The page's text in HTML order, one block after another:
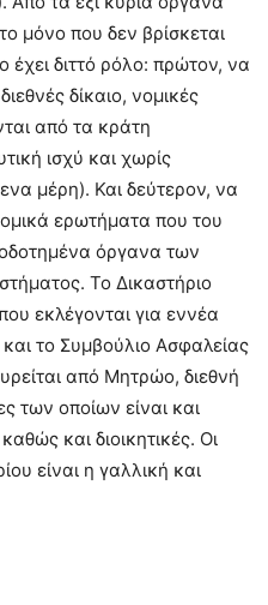
μόνο που δεν βρίσκεται
έχει διττό ρόλο: πρώτον, να
δίκαιο, νομικές
από τα κράτη
ισχύ και χωρίς
μέρη). Και δεύτερον, να
ερωτήματα που του
όργανα των
Το Δικαστήριο
εκλέγονται για εννέα
το Συμβούλιο Ασφαλείας
από Μητρώο, διεθνή
των οποίων είναι και
και διοικητικές. Οι
είναι η γαλλική και